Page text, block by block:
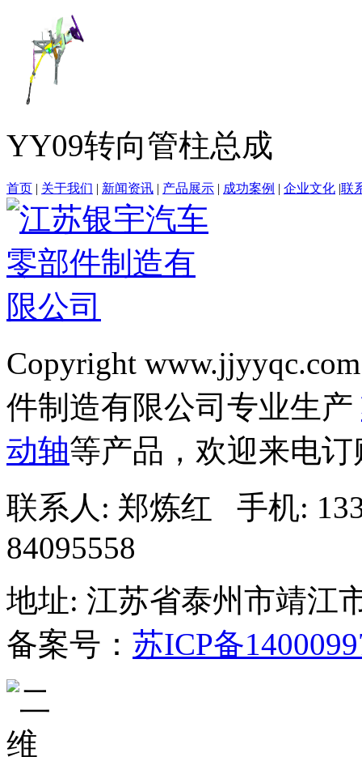
YY09转向管柱总成
首页 | 关于我们 | 新闻资讯 | 产品展示 | 成功案例 | 企业文化 |联
Copyright
件制造有限公司专业生产
动轴等产品，欢迎来电订
联系人: 郑炼红 手机:
84095558
地址: 江苏省泰州市靖江
备案号： 苏ICP备